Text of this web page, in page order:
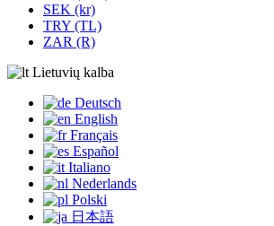
SEK (kr)
TRY (TL)
ZAR (R)
Lietuvių kalba
Deutsch
English
Français
Español
Italiano
Nederlands
Polski
日本語